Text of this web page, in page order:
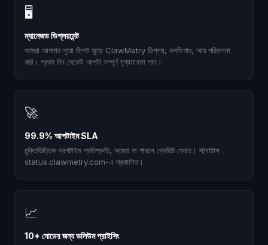
🖥
ম্যানেজড ডিপ্লয়মেন্ট
আমরা আপনার পুরো ফ্লিট জুড়ে ClawMetry ডিপ্লয়, কনফিগার, আর পরিচালনা
করি। প্রথম দিন থেকেই আপনি সম্পূর্ণ দৃশ্যমানতা পান।
🚀
99.9% আপটাইম SLA
চুক্তিভিত্তিক আপটাইম প্রতিশ্রুতি, আমরা না পারলে ক্রেডিট ফেরত। স্ট্যাটাস
status.clawmetry.com-এ প্রকাশিত।
📈
10+ নোডের জন্য ভলিউম প্রাইসিং